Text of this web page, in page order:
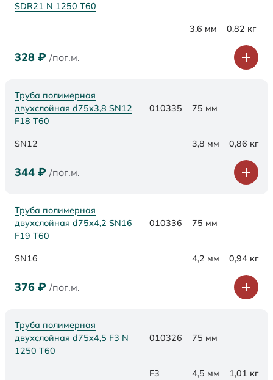
SDR21 N 1250 Т60
3,6 мм 0,82 кг
328 ₽ /пог.м.
Труба полимерная
двухслойная d75х3,8 SN12
F18 Т60
010335 75 мм
SN12 3,8 мм 0,86 кг
344 ₽ /пог.м.
Труба полимерная
двухслойная d75х4,2 SN16
F19 Т60
010336 75 мм
SN16 4,2 мм 0,94 кг
376 ₽ /пог.м.
Труба полимерная
двухслойная d75x4,5 F3 N
1250 Т60
010326 75 мм
F3 4,5 мм 1,01 кг